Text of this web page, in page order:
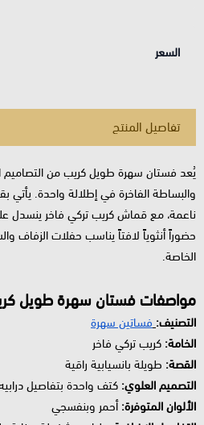
السعر
تفاصيل المنتج
يُعد فستان سهرة طويل كريب من التصاميم
والبساطة الفاخرة في إطلالة واحدة. يأتي
ناعمة، مع قماش كريب تركي فاخر ينسدل
حضوراً أنثوياً لافتاً يناسب حفلات الزفاف
الخاصة.
مواصفات فستان سهرة طويل
التصنيف: فساتين سهرة
الخامة: كريب تركي فاخر
القصة: طويلة بانسيابية راقية
التصميم العلوي: كتف واحدة بتفاصيل
الألوان المتوفرة:أحمر وبنفسجي